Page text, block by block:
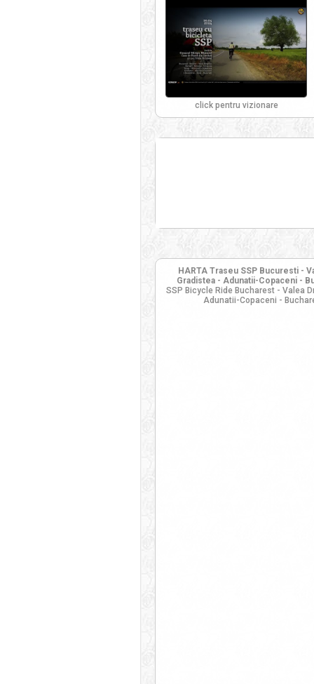
click pentru vizionare
HARTA Traseu SSP Bucuresti -
Gradistea - Adunatii-Copaceni -
SSP Bicycle Ride Bucharest - Valea
Adunatii-Copaceni -